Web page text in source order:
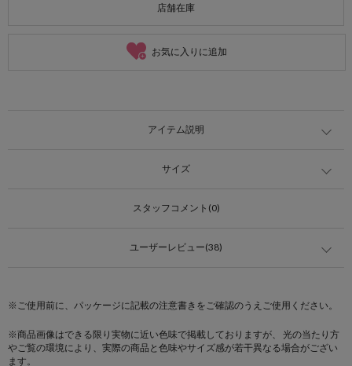
店舗在庫
お気に入りに追加
アイテム説明
サイズ
スタッフコメント(0)
ユーザーレビュー(38)
※ご使用前に、パッケージに記載の注意書きをご確認のうえご使用ください。
※商品画像はできる限り実物に近い色味で掲載しておりますが、 光の当たり方
やご覧の環境により、実際の商品と色味やサイズ感が若干異なる場合がござい
ます。